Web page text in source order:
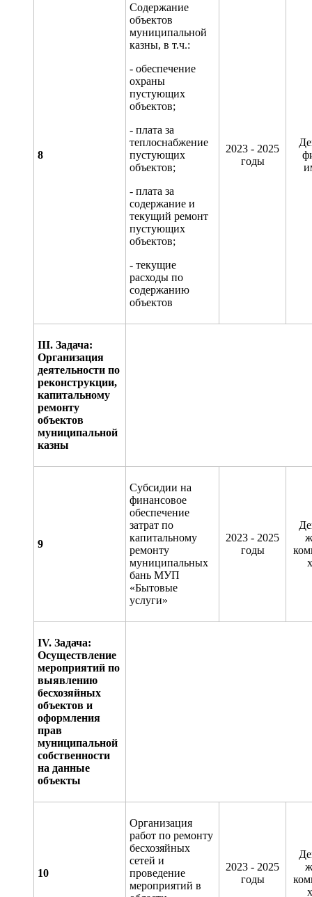
8
Содержание
объектов
муниципальной
казны, в т.ч.:
- обеспечение
охраны
пустующих
объектов;
- плата за
теплоснабжение
пустующих
объектов;
- плата за
содержание и
текущий ремонт
пустующих
объектов;
- текущие
расходы по
содержанию
объектов
2023 - 2025
годы
III. Задача:
Организация
деятельности по
реконструкции,
капитальному
ремонту
объектов
муниципальной
казны
9
Субсидии на
финансовое
обеспечение
затрат по
капитальному
ремонту
муниципальных
бань МУП
«Бытовые
услуги»
2023 - 2025
годы
IV. Задача:
Осуществление
мероприятий по
выявлению
бесхозяйных
объектов и
оформления
прав
муниципальной
собственности
на данные
объекты
10
Организация
работ по ремонту
бесхозяйных
сетей и
проведение
мероприятий в
2023 - 2025
годы